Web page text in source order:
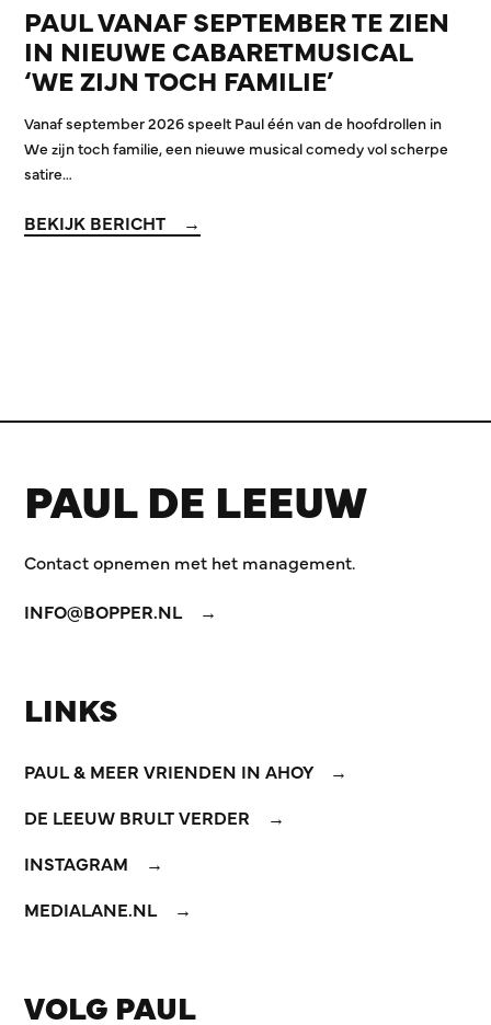
PAUL VANAF SEPTEMBER TE ZIEN
IN NIEUWE CABARETMUSICAL
‘WE ZIJN TOCH FAMILIE’
Vanaf september 2026 speelt Paul één van de hoofdrollen in
We zijn toch familie, een nieuwe musical comedy vol scherpe
satire…
BEKIJK BERICHT
PAUL DE LEEUW
Contact opnemen met het management.
INFO@BOPPER.NL
LINKS
PAUL & MEER VRIENDEN IN AHOY
DE LEEUW BRULT VERDER
INSTAGRAM
MEDIALANE.NL
VOLG PAUL